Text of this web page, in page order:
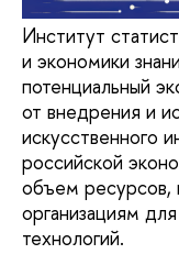
Институт
и экономики
потенциальный
от внедрения и
искусственного
российской
объем ресурсов,
организациям
технологий.